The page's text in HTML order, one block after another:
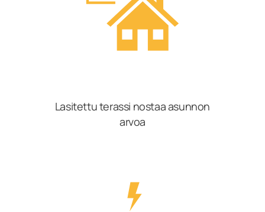
Lasitettu terassi nostaa asunnon
arvoa